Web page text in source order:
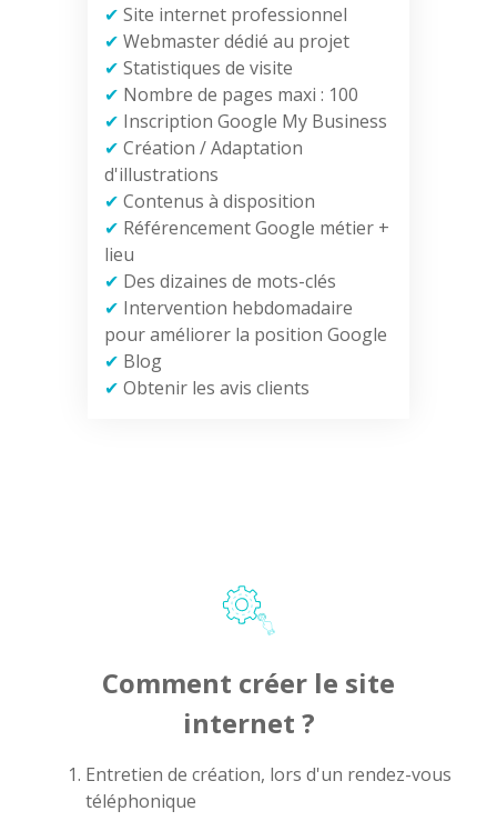
✔ Site internet professionnel
✔ Webmaster dédié au projet
✔ Statistiques de visite
✔ Nombre de pages maxi : 100
✔ Inscription Google My Business
✔ Création / Adaptation
d'illustrations
✔ Contenus à disposition
✔ Référencement Google métier +
lieu
✔ Des dizaines de mots-clés
✔ Intervention hebdomadaire
pour améliorer la position Google
✔ Blog
✔ Obtenir les avis clients
Comment créer le site
internet ?
Entretien de création, lors d'un rendez-vous
téléphonique